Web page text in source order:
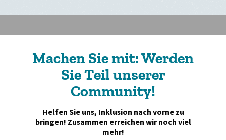
Machen Sie mit: Werden
Sie Teil unserer
Community!
Helfen Sie uns, Inklusion nach vorne zu
bringen! Zusammen erreichen wir noch viel
mehr!